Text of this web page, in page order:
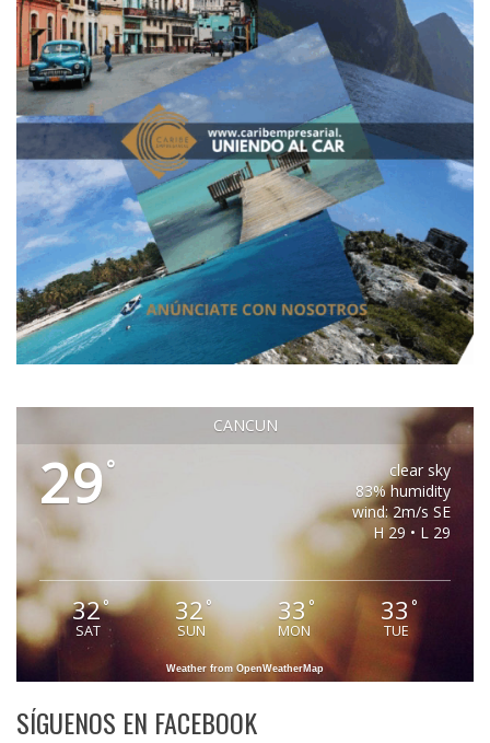
CANCUN
29°
clear sky
83% humidity
wind: 2m/s SE
H 29 • L 29
32°
SAT
32°
SUN
33 °
MON
33°
TUE
Weather from OpenWeatherMap
SÍGUENOS EN FACEBOOK